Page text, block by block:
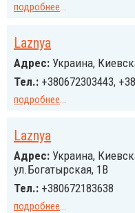
подробнее...
Laznya
Адрес: Украина,
Тел.: +380672303443,
подробнее...
Laznya
Адрес: Украина,
ул.Богатырская, 1В
Тел.: +380672183638
подробнее...